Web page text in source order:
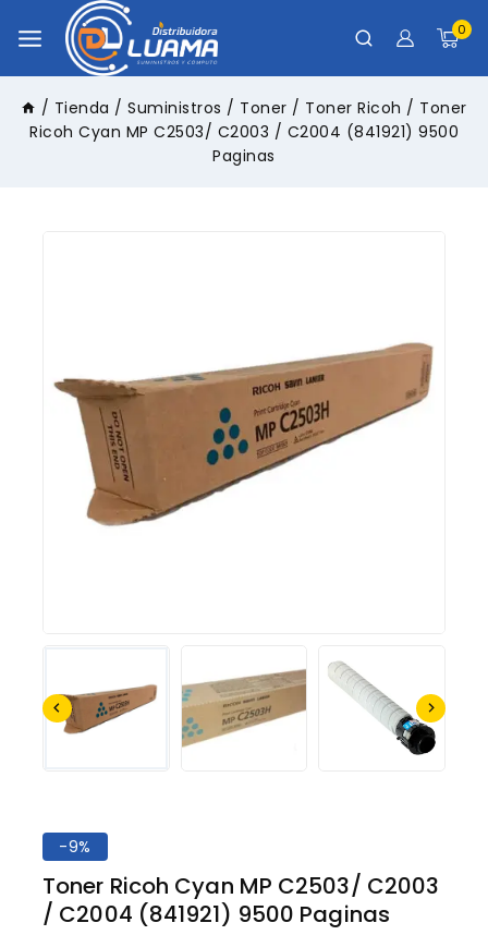
0
/ Tienda / Suministros / Toner / Toner Ricoh / Toner
Ricoh Cyan MP C2503/ C2003 / C2004 (841921) 9500
Paginas
-9%
Toner Ricoh Cyan MP C2503/ C2003
/ C2004 (841921) 9500 Paginas